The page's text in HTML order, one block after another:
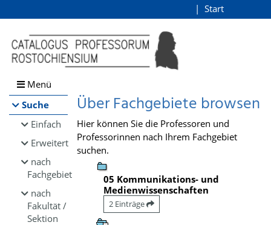
Browsen
direkt zum Inhalt
Start
Menü
Suche
Einfach
Erweitert
nach
Fachgebiet
nach
Fakultät /
Sektion
Über Fachgebiete browsen
Hier können Sie die Professoren und
Professorinnen nach Ihrem Fachgebiet
suchen.
05 Kommunikations- und
Medienwissenschaften
2 Einträge